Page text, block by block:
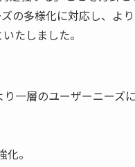
の多様化に対応し、よ
たしました。
一層のユーザーニーズ
。